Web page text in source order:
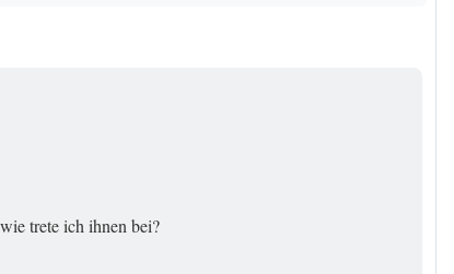
trete ich ihnen bei?